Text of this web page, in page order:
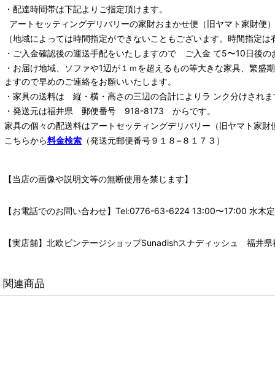
・配達時間帯は下記よりご指定頂けます。
アートセッティングデリバリーの家財おまかせ便 （旧ヤマト家財便
（地域によっては時間指定ができないこともございます。時間指定
・ご入金確認後の運送手配をいたしますので ご入金 て5〜10日後の
・お届け地域、ソファや1辺が１ｍを超えるもの等大きな家具、繁
ますので早めのご連絡をお願いいたします。
・家具の送料は 縦・横・高さの三辺の合計によりラ ンク分けされま
・発送元は福井県 郵便番号 918-8173 からです。
家具の個々の配送料はアートセッティングデリバリー （旧ヤマト家財
こちらから料金検索 （発送元郵便番号９１８−８１７３）
【当店の画像や説明文等の無断使用を禁じます】
【お電話でのお問い合わせ】Tel:0776-63-6224 13:00〜17:00 水木
【実店舗】北欧ビンテージショップSunadishスナディッシュ 福井
関連商品